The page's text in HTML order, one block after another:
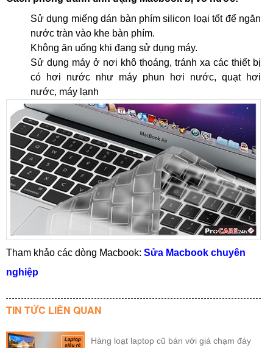
Sử dụng miếng dán bàn phím silicon loại tốt để ngăn
nước tràn vào khe bàn phím.
Không ăn uống khi đang sử dụng máy.
Sử dụng máy ở nơi khô thoáng, tránh xa các thiết bị
có hơi nước như máy phun hơi nước, quạt hơi
nước, máy lạnh
Tham khảo các dòng Macbook: Sửa Macbook chuyên
nghiệp
TIN TỨC LIÊN QUAN
Hàng loạt laptop cũ bán với giá chạm đáy